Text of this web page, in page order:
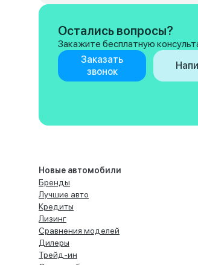
Остались вопросы?
Закажите бесплатную
Заказать
звонок
Новые автомобили
Бренды
Лучшие авто
Кредиты
Лизинг
Сравнения моделей
Дилеры
Трейд-ин